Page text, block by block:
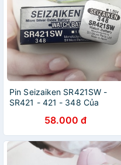
Pin Seizaiken SR421SW -
SR421 - 421 - 348 Của
Đeo Tay Chính Hãng Nhật
Bản
58.000 đ